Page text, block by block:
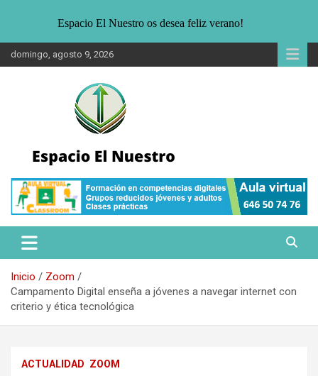
Saltar
al
domingo, agosto 9, 2026
Espacio El Nuestro
público joven interesado en la ecología, medio ambiente y formas
alternativas de vida.
Inicio
Zoom
Campamento Digital enseña a jóvenes a navegar internet con
criterio y ética tecnológica
ACTUALIDAD ZOOM
Espacio El Nuestro os desea feliz verano!